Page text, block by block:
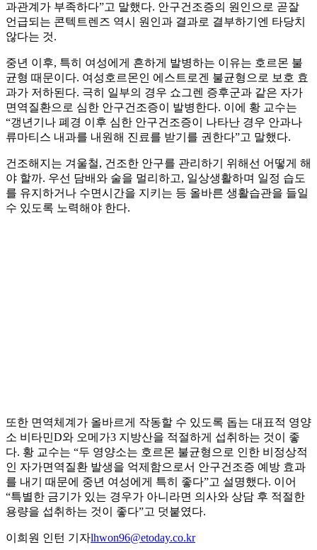
과관계가 부족하다”고 말했다. 안구건조증의 원인으로 곧잘
언급되는 콘텍트렌즈 역시 원인과 결과로 결부하기엔 타당치
않다는 것.
중년 이후, 특히 여성에게 흔하게 발병하는 이유는 호르몬 불
균형 때문이다. 여성호르몬인 에스트로겐 불균형으로 보호 효
과가 저하된다. 극히 일부의 경우 쇼그렌 증후군과 같은 자가
면역질환으로 심한 안구건조증이 발병한다. 이에 황 교수는
“갱년기나 폐경 이후 심한 안구건조증이 나타난 경우 안과나
류마티스 내과를 내원해 진료를 받기를 권한다”고 말했다.
건조해지는 겨울철, 건조한 안구를 관리하기 위해선 어떻게 해
야 할까. 우선 담배와 술을 멀리하고, 일상생활하며 일정 습도
를 유지하거나 수면시간을 지키는 등 올바른 생활습관을 들일
수 있도록 노력해야 한다.
또한 면역체계가 올바르게 작동할 수 있도록 돕는 대표적 영양
소 비타민D와 오메가3 지방산을 적절하게 섭취하는 것이 좋
다. 황 교수는 “두 영양소는 호르몬 불균형으로 인한 비정상적
인 자가면역질환 발생을 억제함으로서 안구건조증 예방 효과
를 내기 때문에 중년 여성에게 특히 좋다”고 설명했다. 이어
“특별한 금기가 있는 경우가 아니라면 의사와 상담 후 적절한
용량을 섭취하는 것이 좋다”고 덧붙였다.
이희원 인턴 기자lhwon96@etoday.co.kr